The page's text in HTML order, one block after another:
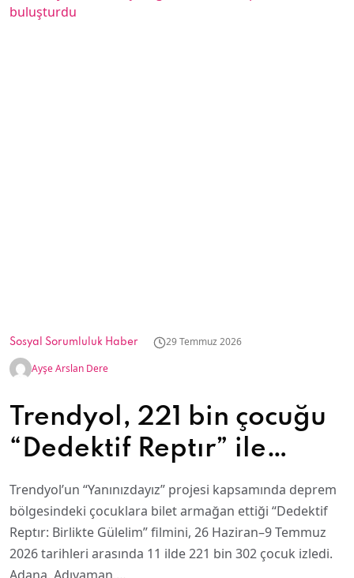
Sosyal Sorumluluk Haber
29 Temmuz 2026
Ayşe Arslan Dere
Trendyol, 221 bin çocuğu
“Dedektif Reptır” ile
buluşturdu
Trendyol’un “Yanınızdayız” projesi kapsamında deprem
bölgesindeki çocuklara bilet armağan ettiği “Dedektif
Reptır: Birlikte Gülelim” filmini, 26 Haziran–9 Temmuz
2026 tarihleri arasında 11 ilde 221 bin 302 çocuk izledi.